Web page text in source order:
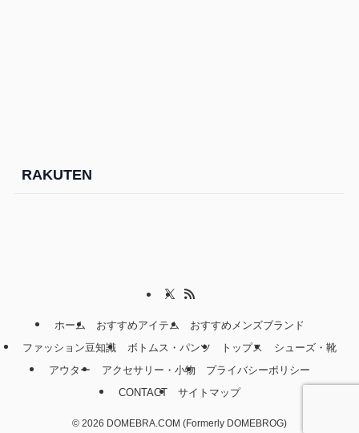
RAKUTEN
ホーム おすすめアイテム
おすすめメンズブランド
ファッション豆知識
ボトムス・パンツ トップス
シューズ・靴
アウター
アクセサリー・小物
プライバシーポリシー
CONTACT
サイトマップ
© 2026 DOMEBRA.COM (Formerly DOMEBROG)